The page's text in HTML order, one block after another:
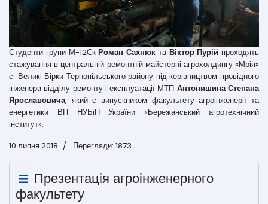
Студенти групи М-12СкРоман Сахнюк та Віктор Пурій проходять
стажування в центральній ремонтній майстерні агрохолдингу «Мрія»
с. Великі Бірки Тернопільського району під керівництвом провідного
інженера відділу ремонту і експлуатації МТП Антонишина Степана
Ярославовича, який є випускником факультету агроінженерії та
енергетики ВП НУБіП України «Бережанський агротехнічний
інститут».
10 липня 2018
Перегляди: 1873
Презентація агроінженерного
факультету